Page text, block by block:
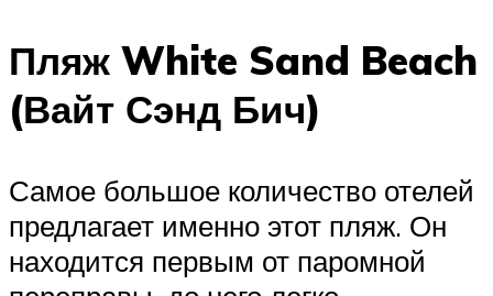
Пляж White Sand Beach
(Вайт Сэнд Бич)
Самое большое количество отелей
предлагает именно этот пляж. Он
находится первым от паромной